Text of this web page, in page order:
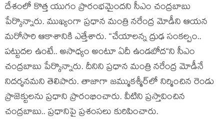
దేశంలో కొత్త యుగం ప్రారంభ‌మైంద‌ని సీఎం చంద్ర‌బాబు
పేర్కొన్నారు. ముఖ్యంగా ప్ర‌ధాన మంత్రి న‌రేంద్ర మోడీని ఆయ‌న
మ‌రోసారి ఆకాశానికి ఎత్తేశారు. “చేయాల‌న్న ద్రుఢ సంక‌ల్పం..
ప‌ట్టుద‌ల ఉంటే.. అసాధ్యం అంటూ ఏదీ ఉండ‌బోద‌“ని సీఎం
చంద్ర‌బాబు పేర్కొన్నారు. దీనిని ప్ర‌ధాన మంత్రి న‌రేంద్ర మోడీనే
నిద‌ర్శ‌న‌మ‌ని తెలిపారు. తాజాగా జ‌మ్ముక‌శ్మీర్‌లో నిర్మించిన రెండు
ప్రాజెక్టుల‌ను ప్ర‌ధాని ప్రారంభించారు. వీటిని ప్ర‌స్తావించిన
చంద్ర‌బాబు.. ప్ర‌ధానిపై ప్ర‌శంస‌లు కురిపించారు.